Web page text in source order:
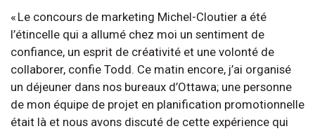
« Le concours de marketing Michel-Cloutier a été
l’étincelle qui a allumé chez moi un sentiment de
confiance, un esprit de créativité et une volonté de
collaborer, confie Todd. Ce matin encore, j’ai organisé
un déjeuner dans nos bureaux d’Ottawa; une personne
de mon équipe de projet en planification promotionnelle
était là et nous avons discuté de cette expérience qui